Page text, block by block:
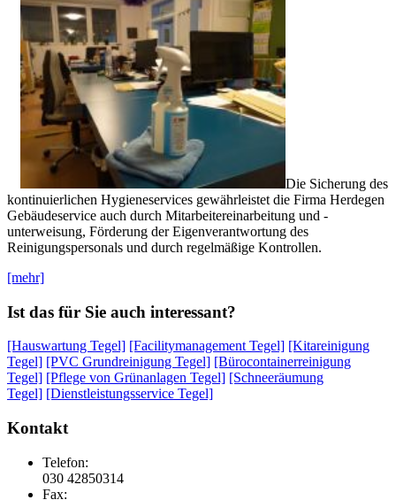
Die Sicherung des
kontinuierlichen Hygieneservices gewährleistet die Firma Herdegen
Gebäudeservice auch durch Mitarbeitereinarbeitung und -
unterweisung, Förderung der Eigenverantwortung des
Reinigungspersonals und durch regelmäßige Kontrollen.
[mehr]
Ist das für Sie auch interessant?
[Hauswartung Tegel] [Facilitymanagement Tegel] [Kitareinigung
Tegel] [PVC Grundreinigung Tegel] [Bürocontainerreinigung
Tegel] [Pflege von Grünanlagen Tegel] [Schneeräumung
Tegel] [Dienstleistungsservice Tegel]
Kontakt
Telefon:
030 42850314
Fax: